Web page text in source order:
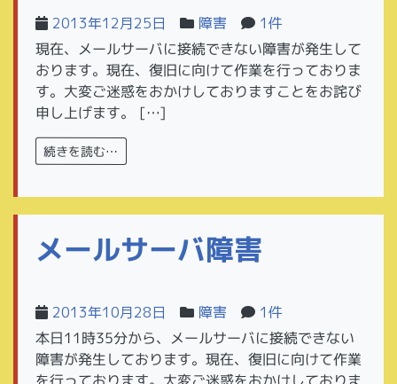
2013年12月25日 障害 1件
現在、メールサーバに接続できない障害が発生して
おります。現在、復旧に向けて作業を行っておりま
す。大変ご迷惑をおかけしておりますことをお詫び
申し上げます。 […]
続きを読む…
メールサーバ障害
2013年10月28日 障害 1件
本日11時35分から、メールサーバに接続できない
障害が発生しております。現在、復旧に向けて作業